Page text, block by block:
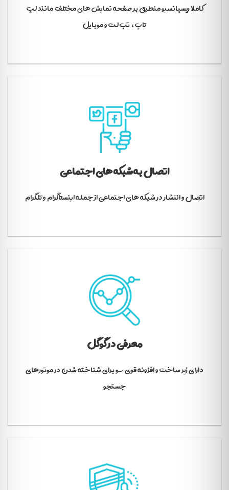
کاملا ریسپانسیو منطبق بر صفحه نمایش های مختلف مانند لپ
تاپ، تب لت و موبایل
اتصال به شبکه های اجتماعی
اتصال و انتشار در شبکه های اجتماعی از جمله اینستاگرام و تلگرام
معرفی در گوگل
دارای زیر ساخت و افزونه قوی سئو برای شناخته شدن در موتورهای
جستجو